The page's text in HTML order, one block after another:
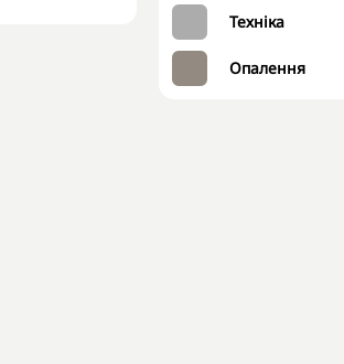
Техніка
Опалення